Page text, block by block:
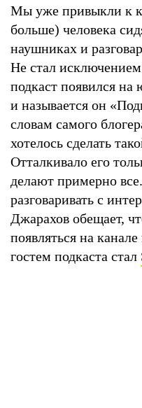
Мы уже привыкли к
больше) человека
наушниках и
Не стал
подкаст появился на
и называется он
словам самого
хотелось сделать
Отталкивало его
делают примерно
разговаривать с
Джарахов обещает,
появляться на
гостем подкаста стал